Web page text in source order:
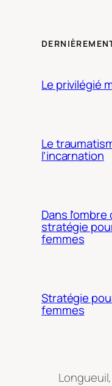
Le privilégié
Le
l’incarnation
Dans l’ombre
stratégie
femmes
Stratégie
femmes